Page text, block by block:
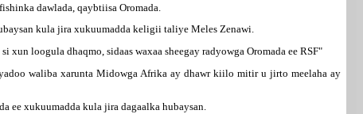
dawlada, qaybtiisa Oromada.
kula jira xukuumadda keligii taliye Meles Zenawi.
loogula dhaqmo, sidaas waxaa sheegay radyowga Oromada ee RSF"
waliba xarunta Midowga Afrika ay dhawr kiilo mitir u jirto meelaha ay
ee xukuumadda kula jira dagaalka hubaysan.